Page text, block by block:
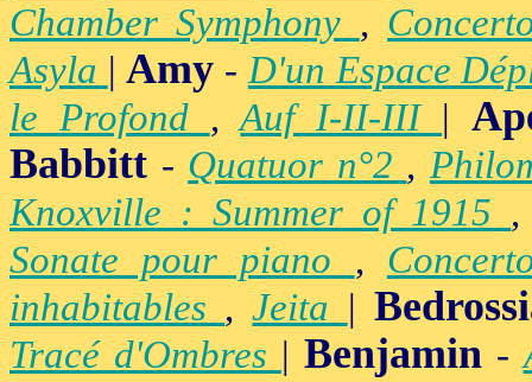
Chamber Symphony ,
Asyla |Amy -D'un Espace
le Profond ,Auf I-II-III |
Babbitt - Quatuor n°2 ,
Knoxville : Summer of 1915
Sonate pour piano ,
inhabitables ,Jeita |
Tracé d'Ombres | Benjamin-